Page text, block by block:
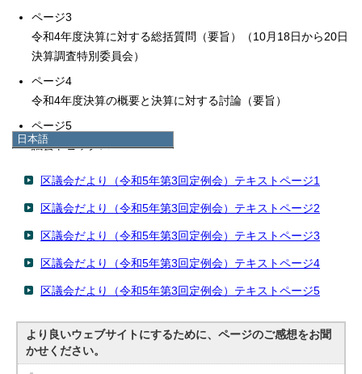
日本語
한국어
简体中文
繁體中文
ページ3
令和4年度決算に対する総括質問（要旨）（10月18日から20日
決算調査特別委員会）
ページ4
令和4年度決算の概要と決算に対する討論（要旨）
ページ5
議会トピックス
区議会だより（令和5年第3回定例会）テキストページ1
区議会だより（令和5年第3回定例会）テキストページ2
区議会だより（令和5年第3回定例会）テキストページ3
区議会だより（令和5年第3回定例会）テキストページ4
区議会だより（令和5年第3回定例会）テキストページ5
より良いウェブサイトにするために、ページのご感想をお聞
かせください。